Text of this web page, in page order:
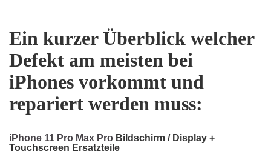
Ein kurzer Überblick welcher
Defekt am meisten bei
iPhones vorkommt und
repariert werden muss:
iPhone 11 Pro Max Pro Bildschirm / Display +
Touchscreen Ersatzteile